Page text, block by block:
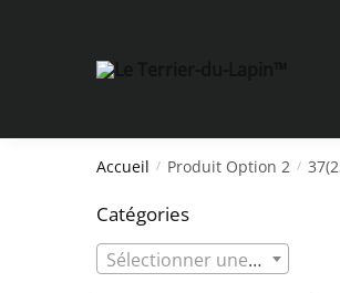
Accueil / Produit Option 2 /
Catégories
Sélectionner une catégorie